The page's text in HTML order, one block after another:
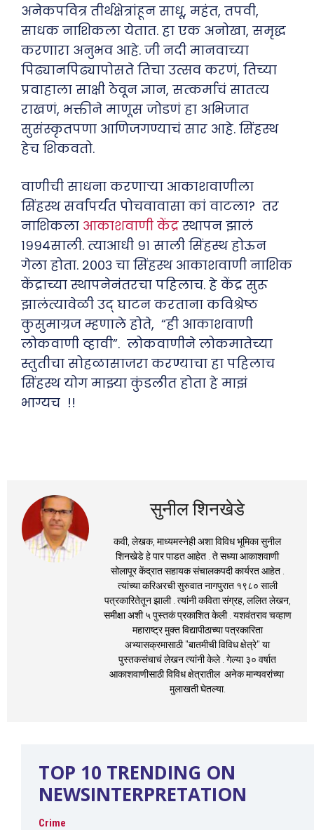
अनेकपवित्र तीर्थक्षेत्रांहून साधू, महंत, तपवी,
साधक नाशिकला येतात. हा एक अनोखा, समृद्ध
करणारा अनुभव आहे. जी नदी मानवाच्या
पिढ्यानपिढ्यापोसते तिचा उत्सव करणं, तिच्या
प्रवाहाला साक्षी ठेवून ज्ञान, सत्कर्माचं सातत्य
राखणं, भक्तीने माणूस जोडणं हा अभिजात
सुसंस्कृतपणा आणिजगण्याचं सार आहे. सिंहस्थ
हेच शिकवतो.
वाणीची साधना करणार्‍या आकाशवाणीला
सिंहस्थ सर्वांपर्यंत पोचवावासा कां वाटला? तर
नाशिकला आकाशवाणी केंद्रस्थापन झालं
१९९४साली. त्याआधी ९१ साली सिंहस्थ होऊन
गेला होता. २००३ चा सिंहस्थ आकाशवाणी नाशिक
केंद्राच्या स्थापनेनंतरचा पहिलाच. हे केंद्र सुरू
झालंत्यावेळी उद् घाटन करताना कविश्रेष्ठ
कुसुमाग्रज म्हणाले होते, “ही आकाशवाणी
लोकवाणी व्हावी”. लोकवाणीने लोकमातेच्या
स्तुतीचा सोहळासाजरा करण्याचा हा पहिलाच
सिंहस्थ योग माझ्या कुंडलीत होता हे माझं
भाग्यच !!
सुनील शिनखेडे
कवी, लेखक, माध्यमस्नेही अशा विविध भूमिका सुनील
शिनखेडे हे पार पाडत आहेत . ते सध्या आकाशवाणी
सोलापूर केंद्रात सहायक संचालकपदी कार्यरत आहेत .
त्यांच्या करिअरची सुरुवात नागपुरात १९८० साली
पत्रकारितेतून झाली . त्यांनी कविता संग्रह, ललित लेखन,
समीक्षा अशी ५ पुस्तकं प्रकाशित केली . यशवंतराव चव्हाण
महाराष्ट्र मुक्त विद्यापीठाच्या पत्रकारिता
अभ्यासक्रमासाठी "बातमीची विविध क्षेत्रे" या
पुस्तकसंचाचं लेखन त्यांनी केले . गेल्या ३० वर्षात
आकाशवाणीसाठी विविध क्षेत्रातील अनेक मान्यवरांच्या
मुलाखती घेतल्या.
TOP 10 TRENDING ON
NEWSINTERPRETATION
Crime